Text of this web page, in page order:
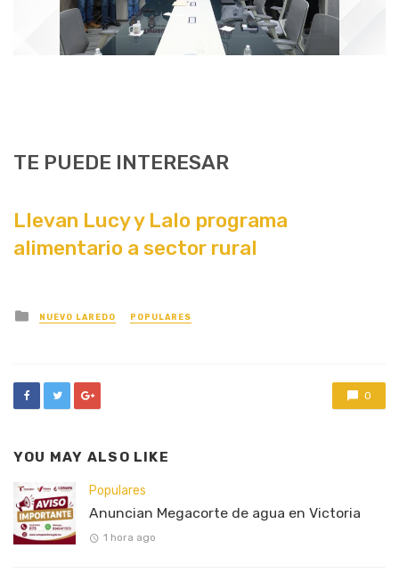
TE PUEDE INTERESAR
Llevan Lucy y Lalo programa
alimentario a sector rural
Posted
in
NUEVO LAREDO POPULARES
0
YOU MAY ALSO LIKE
Populares
Anuncian Megacorte de agua en Victoria
1 hora ago